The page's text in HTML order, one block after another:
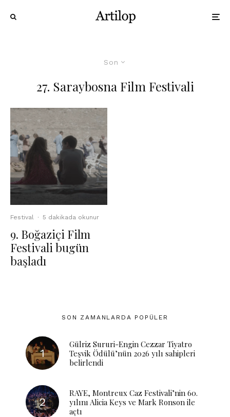
Son
27. Saraybosna Film Festivali
Festival · 5 dakikada okunur
9. Boğaziçi Film
Festivali bugün
başladı
SON ZAMANLARDA POPÜLER
Gülriz Sururi-Engin Cezzar Tiyatro
Teşvik Ödülü’nün 2026 yılı sahipleri
belirlendi
RAYE, Montreux Caz Festivali’nin 60.
yılını Alicia Keys ve Mark Ronson ile
açtı